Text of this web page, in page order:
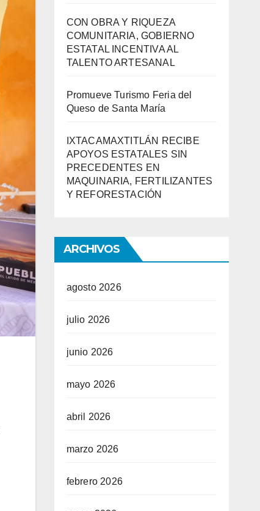
CON OBRA Y RIQUEZA
COMUNITARIA, GOBIERNO
ESTATAL INCENTIVA AL
TALENTO ARTESANAL
Promueve Turismo Feria del
Queso de Santa María
IXTACAMAXTITLÁN RECIBE
APOYOS ESTATALES SIN
PRECEDENTES EN
MAQUINARIA, FERTILIZANTES
Y REFORESTACIÓN
ARCHIVOS
agosto 2026
julio 2026
junio 2026
mayo 2026
abril 2026
marzo 2026
febrero 2026